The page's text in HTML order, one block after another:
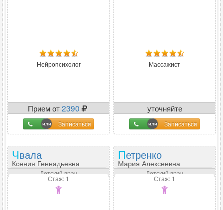
Нейропсихолог
Прием от2390
Записаться
Массажист
уточняйте
Записаться
Чвала
Ксения Геннадьевна
Детский врач
Стаж: 1
Петренко
Мария Алексеевна
Детский врач
Стаж: 1